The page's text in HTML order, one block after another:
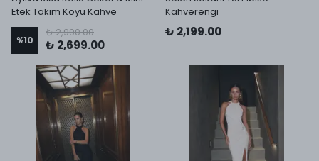
Etek Takım Koyu Kahve
%10
₺ 2,990.00
₺ 2,699.00
Kahverengi
₺ 2,199.00